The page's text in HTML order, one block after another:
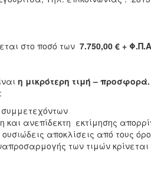
στο ποσό των 7.750,00 € +
η μικρότερη τιμή – προσφορά.
ανεπίδεκτη εκτίμησης
αποκλίσεις από τους
των τιμών